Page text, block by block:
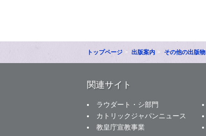
トップページ 出版案内 その他の出版物
関連サイト
ラウダート・シ部門
カトリックジャパンニュース
教皇庁宣教事業